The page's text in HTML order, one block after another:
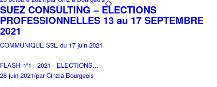
SUEZ CONSULTING – ELECTIONS
PROFESSIONNELLES 13 au 17 SEPTEMBRE
2021
COMMUNIQUE S3E du 17 juin 2021
FLASH n°1 - 2021 - ELECTIONS…
28 juin 2021/par Cinzia Bourgeois